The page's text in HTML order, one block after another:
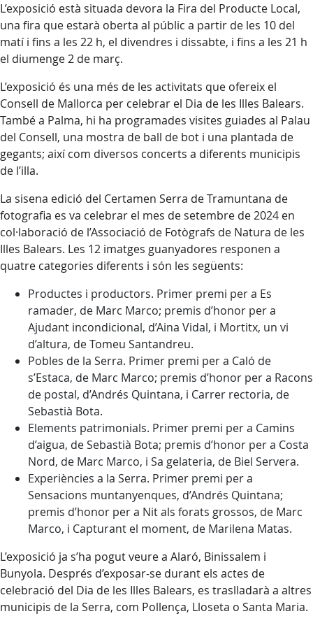
L’exposició està situada devora la Fira del Producte Local,
una fira que estarà oberta al públic a partir de les 10 del
matí i fins a les 22 h, el divendres i dissabte, i fins a les 21 h
el diumenge 2 de març.
L’exposició és una més de les activitats que ofereix el
Consell de Mallorca per celebrar el Dia de les Illes Balears.
També a Palma, hi ha programades visites guiades al Palau
del Consell, una mostra de ball de bot i una plantada de
gegants; així com diversos concerts a diferents municipis
de l’illa.
La sisena edició del Certamen Serra de Tramuntana de
fotografia es va celebrar el mes de setembre de 2024 en
col·laboració de l’Associació de Fotògrafs de Natura de les
Illes Balears. Les 12 imatges guanyadores responen a
quatre categories diferents i són les següents:
Productes i productors. Primer premi per a Es
ramader, de Marc Marco; premis d’honor per a
Ajudant incondicional, d’Aina Vidal, i Mortitx, un vi
d’altura, de Tomeu Santandreu.
Pobles de la Serra. Primer premi per a Caló de
s’Estaca, de Marc Marco; premis d’honor per a Racons
de postal, d’Andrés Quintana, i Carrer rectoria, de
Sebastià Bota.
Elements patrimonials. Primer premi per a Camins
d’aigua, de Sebastià Bota; premis d’honor per a Costa
Nord, de Marc Marco, i Sa gelateria, de Biel Servera.
Experiències a la Serra. Primer premi per a
Sensacions muntanyenques, d’Andrés Quintana;
premis d’honor per a Nit als forats grossos, de Marc
Marco, i Capturant el moment, de Marilena Matas.
L’exposició ja s’ha pogut veure a Alaró, Binissalem i
Bunyola. Després d’exposar-se durant els actes de
celebració del Dia de les Illes Balears, es traslladarà a altres
municipis de la Serra, com Pollença, Lloseta o Santa Maria.